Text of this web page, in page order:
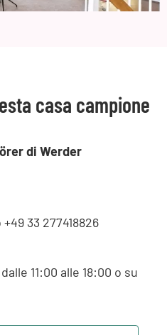
casa campione
di Werder
+49 33 277418826
11:00 alle 18:00 o su